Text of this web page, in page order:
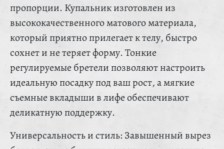
пропорции. Купальник изготовлен из
высококачественного матового материала,
который приятно прилегает к телу, быстро
сохнет и не теряет форму. Тонкие
регулируемые бретели позволяют настроить
идеальную посадку под ваш рост, а мягкие
съемные вкладыши в лифе обеспечивают
деликатную поддержку.
Универсальность и стиль: Завышенный вырез